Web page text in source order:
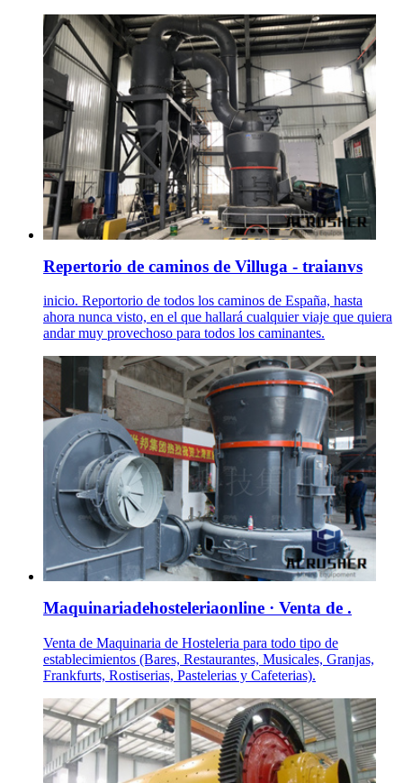
Repertorio de caminos de Villuga - traianvs
inicio. Reportorio de todos los caminos de España, hasta
ahora nunca visto, en el que hallará cualquier viaje que quiera
andar muy provechoso para todos los caminantes.
Maquinariadehosteleriaonline · Venta de .
Venta de Maquinaria de Hosteleria para todo tipo de
establecimientos (Bares, Restaurantes, Musicales, Granjas,
Frankfurts, Rostiserias, Pastelerias y Cafeterias).